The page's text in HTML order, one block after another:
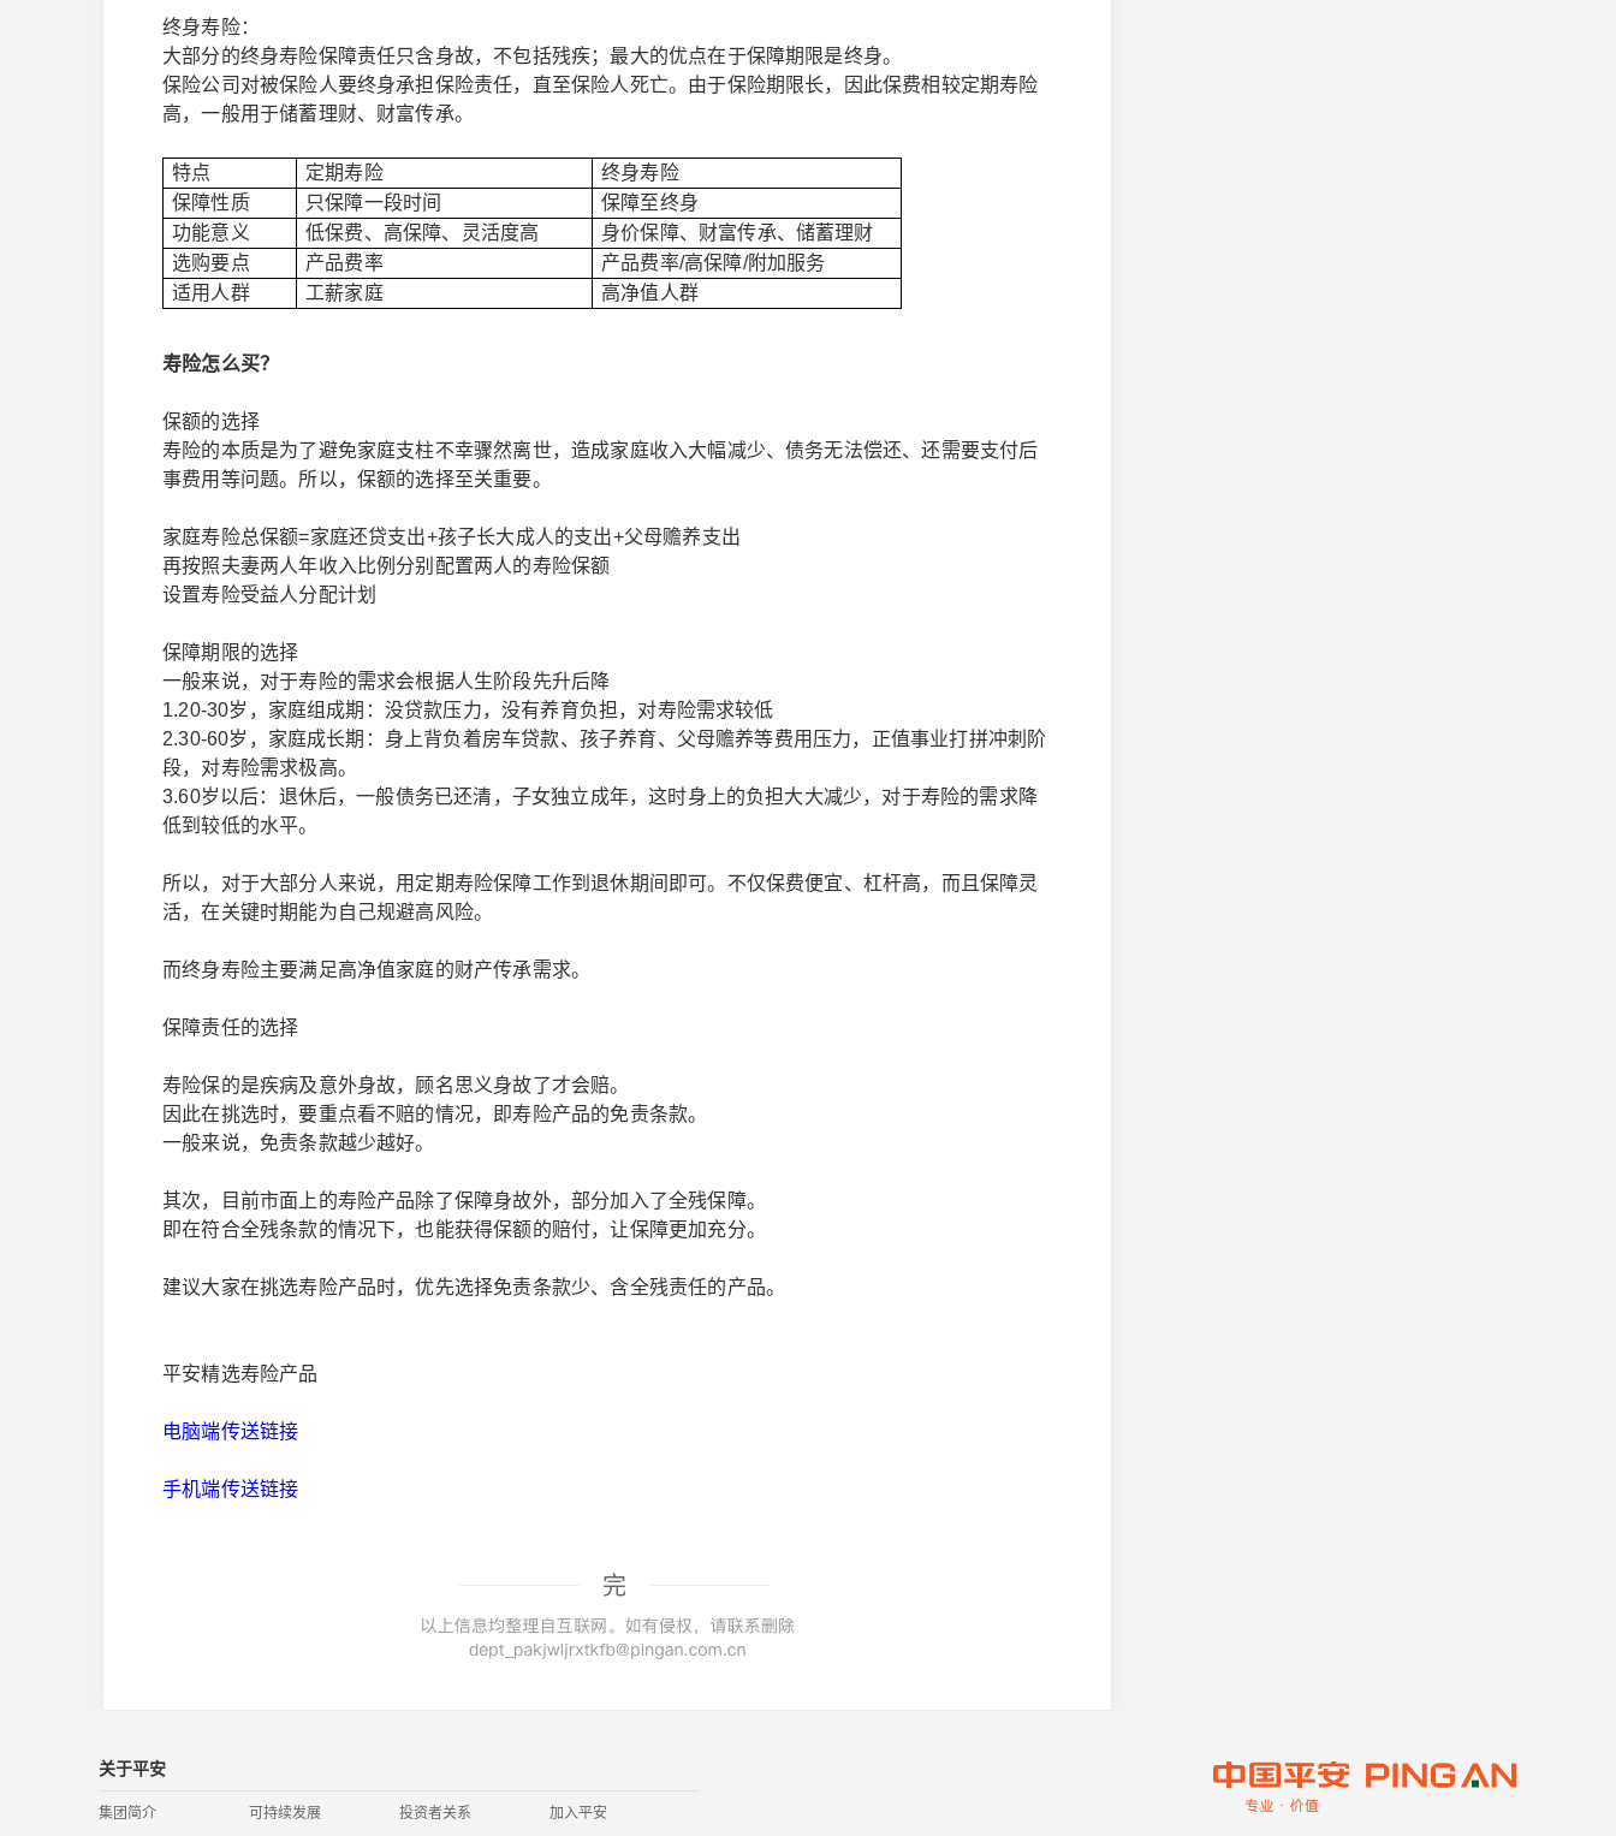
终身寿险：
大部分的终身寿险保障责任只含身故，不包括残疾；最大的优点在于保障期限是终身。
保险公司对被保险人要终身承担保险责任，直至保险人死亡。由于保险期限长，因此保费相较定期寿险
高，一般用于储蓄理财、财富传承。
特点 定期寿险
终身寿险
保障性质
只保障一段时间
保障至终身
功能意义
低保费、高保障、灵活度高
身价保障、财富传承、储蓄理财
选购要点
产品费率 产品费率/高保障/附加服务
适用人群
工薪家庭 高净值人群
寿险怎么买？
保额的选择
寿险的本质是为了避免家庭支柱不幸骤然离世，造成家庭收入大幅减少、债务无法偿还、还需要支付后
事费用等问题。所以，保额的选择至关重要。
家庭寿险总保额=家庭还贷支出+孩子长大成人的支出+父母赡养支出
再按照夫妻两人年收入比例分别配置两人的寿险保额
设置寿险受益人分配计划
保障期限的选择
一般来说，对于寿险的需求会根据人生阶段先升后降
1.20-30岁，家庭组成期：没贷款压力，没有养育负担，对寿险需求较低
2.30-60岁，家庭成长期：身上背负着房车贷款、孩子养育、父母赡养等费用压力，正值事业打拼冲刺阶
段，对寿险需求极高。
3.60岁以后：退休后，一般债务已还清，子女独立成年，这时身上的负担大大减少，对于寿险的需求降
低到较低的水平。
所以，对于大部分人来说，用定期寿险保障工作到退休期间即可。不仅保费便宜、杠杆高，而且保障灵
活，在关键时期能为自己规避高风险。
而终身寿险主要满足高净值家庭的财产传承需求。
保障责任的选择
寿险保的是疾病及意外身故，顾名思义身故了才会赔。
因此在挑选时，要重点看不赔的情况，即寿险产品的免责条款。
一般来说，免责条款越少越好。
其次，目前市面上的寿险产品除了保障身故外，部分加入了全残保障。
即在符合全残条款的情况下，也能获得保额的赔付，让保障更加充分。
建议大家在挑选寿险产品时，优先选择免责条款少、含全残责任的产品。
平安精选寿险产品
电脑端传送链接
手机端传送链接
完
关于平安
集团简介 可持续发展 投资者关系 加入平安